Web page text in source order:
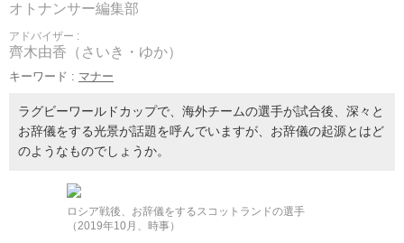
オトナンサー編集部
アドバイザー :
齊木由香（さいき・ゆか）
キーワード : マナー
ラグビーワールドカップで、海外チームの選手が試合後、深々と
お辞儀をする光景が話題を呼んでいますが、お辞儀の起源とはど
のようなものでしょうか。
ロシア戦後、お辞儀をするスコットランドの選手
（2019年10月、時事）